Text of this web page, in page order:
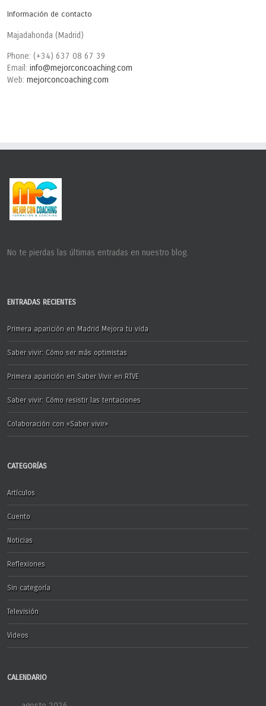
Información de contacto
Majadahonda (Madrid)
Phone: (+34) 637 08 67 39
Email: info@mejorconcoaching.com
Web: mejorconcoaching.com
No te pierdas las últimas entradas en nuestro blog.
ENTRADAS RECIENTES
Primera aparición en Madrid Mejora tu vida
Saber vivir: Cómo ser más optimistas
Primera aparición en Saber Vivir en RTVE
Saber vivir: Cómo resistir las tentaciones
Colaboración con «Saber vivir»
CATEGORÍAS
Artículos
Cuento
Noticias
Reflexiones
Sin categoría
Televisión
Videos
CALENDARIO